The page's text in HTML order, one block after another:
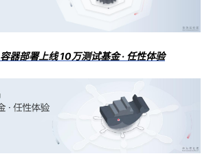
容器部署上线 10万测试基金 · 任性体验